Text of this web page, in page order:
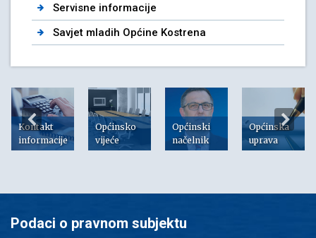
Servisne informacije
Savjet mladih Općine Kostrena
Kontakt
informacije
Općinsko
vijeće
Općinski
načelnik
Općinska
uprava
Podaci o pravnom subjektu